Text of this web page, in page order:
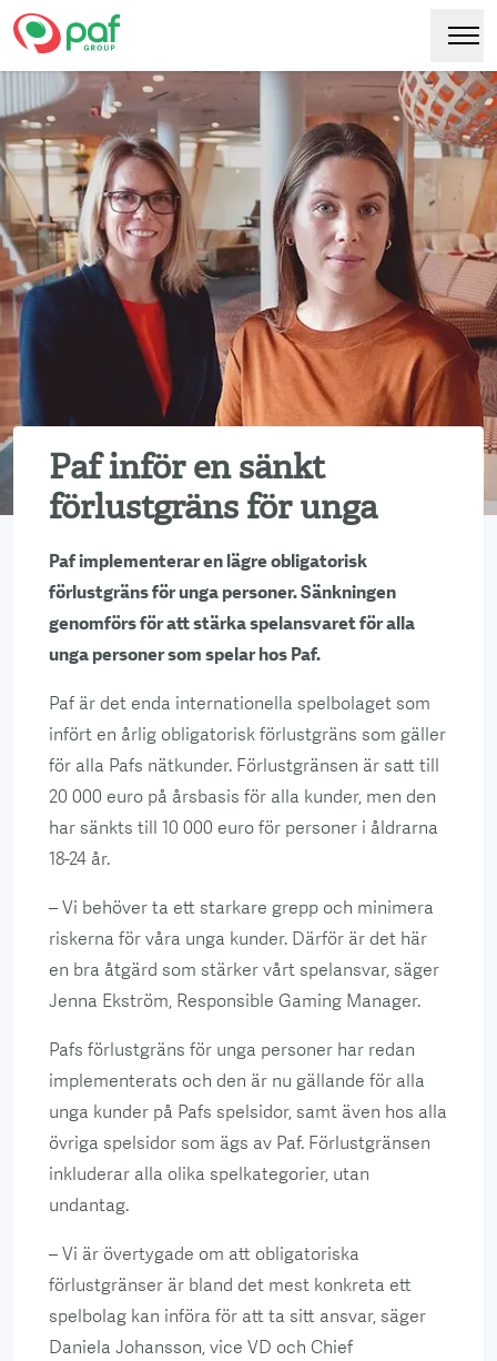
Hoppa
till
huvudinnehåll
Paf
Paf inför en sänkt
förlustgräns för unga
Paf implementerar en lägre obligatorisk
förlustgräns för unga personer. Sänkningen
genomförs för att stärka spelansvaret för alla
unga personer som spelar hos Paf.
Paf är det enda internationella spelbolaget som
infört en årlig obligatorisk förlustgräns som gäller
för alla Pafs nätkunder. Förlustgränsen är satt till
20 000 euro på årsbasis för alla kunder, men den
har sänkts till 10 000 euro för personer i åldrarna
18-24 år.
– Vi behöver ta ett starkare grepp och minimera
riskerna för våra unga kunder. Därför är det här
en bra åtgärd som stärker vårt spelansvar, säger
Jenna Ekström, Responsible Gaming Manager.
Pafs förlustgräns för unga personer har redan
implementerats och den är nu gällande för alla
unga kunder på Pafs spelsidor, samt även hos alla
övriga spelsidor som ägs av Paf. Förlustgränsen
inkluderar alla olika spelkategorier, utan
undantag.
– Vi är övertygade om att obligatoriska
förlustgränser är bland det mest konkreta ett
spelbolag kan införa för att ta sitt ansvar, säger
Daniela Johansson, vice VD och Chief